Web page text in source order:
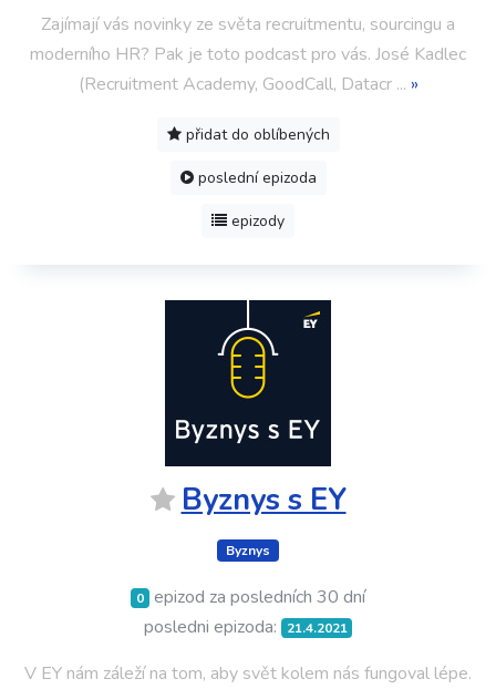
Zajímají vás novinky ze světa recruitmentu, sourcingu a
moderního HR? Pak je toto podcast pro vás. José Kadlec
(Recruitment Academy, GoodCall, Datacr... »
přidat do oblíbených
poslední epizoda
epizody
Byznys s EY
Byznys
0 epizod za posledních 30 dní
posledni epizoda:
21.4.2021
V EY nám záleží na tom, aby svět kolem nás fungoval lépe.